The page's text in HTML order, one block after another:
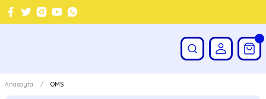
Anasayfa OMS